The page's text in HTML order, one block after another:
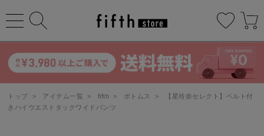
トップ > アイテム一覧 > fifth > ボトムス >
【星玲奈セレクト】ベルト付
きハイウエストタックワイドパンツ